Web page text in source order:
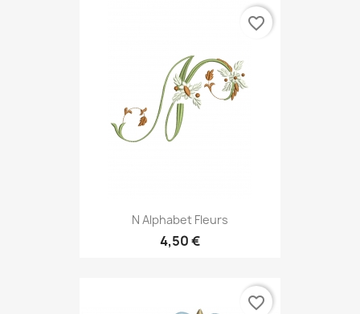
N Alphabet Fleurs
4,50 €
favorite_border
favorite_border